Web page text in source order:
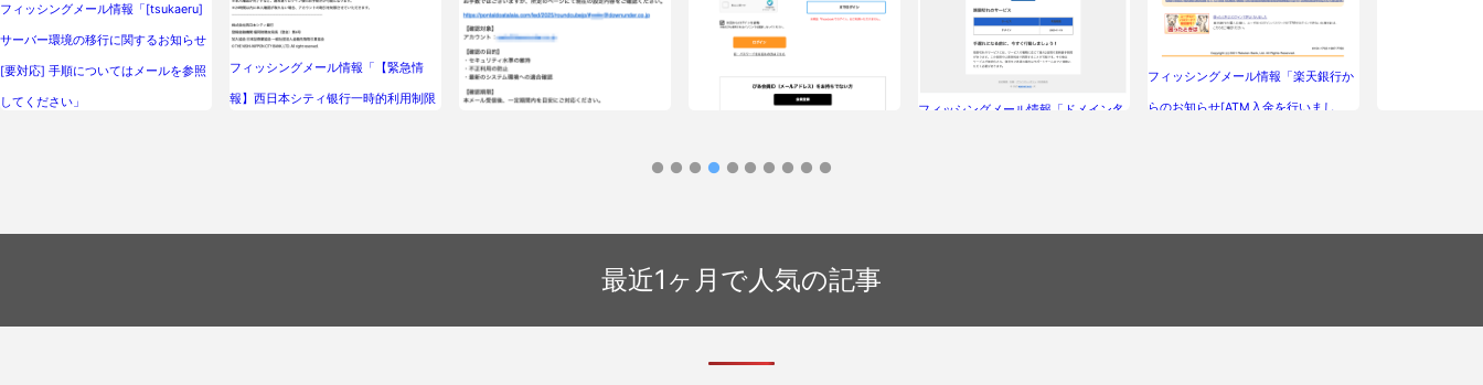
フィッシングメール情報「[tsukaeru]
サーバー環境の移行に関するお知らせ
[要対応] 手順についてはメールを参照
してください」
フィッシングメール情報「【緊急情
報】西日本シティ银行一時的利用制限
全性向上に伴うご確認のお願い」
フィッシングメール情報「ドメイン名
フィッシングメール情報「楽天銀行か
らのお知らせ[ATM入金を行いまし
最近1ヶ月で人気の記事